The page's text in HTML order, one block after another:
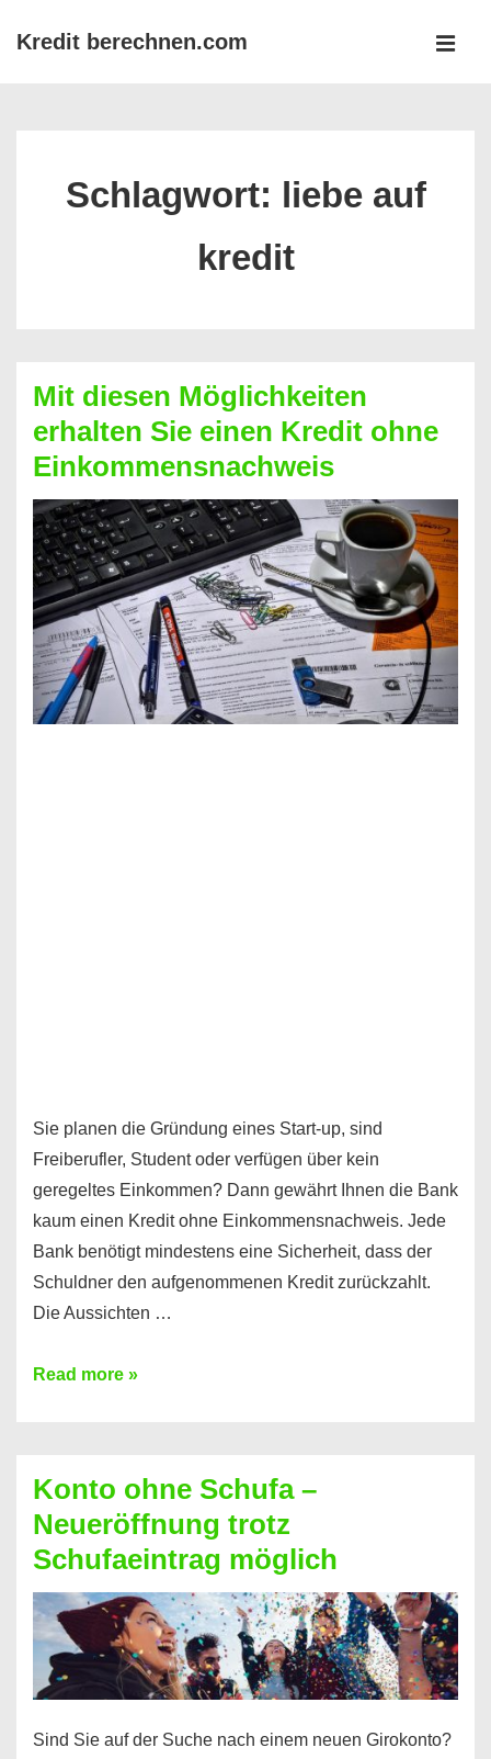
ZumKredit berechnen.com
Schlagwort: liebe auf
kredit
Mit diesen Möglichkeiten
erhalten Sie einen Kredit ohne
Einkommensnachweis
Sie planen die Gründung eines Start-up, sind
Freiberufler, Student oder verfügen über kein
geregeltes Einkommen? Dann gewährt Ihnen die Bank
kaum einen Kredit ohne Einkommensnachweis. Jede
Bank benötigt mindestens eine Sicherheit, dass der
Schuldner den aufgenommenen Kredit zurückzahlt.
Die Aussichten …
Mit
Sie
einen
Kredit
ohne
Einkommensnachweis
Read more »
Konto ohne Schufa –
Neueröffnung trotz
Schufaeintrag möglich
Sind Sie auf der Suche nach einem neuen Girokonto?